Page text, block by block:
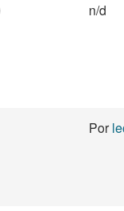
n/d
Por